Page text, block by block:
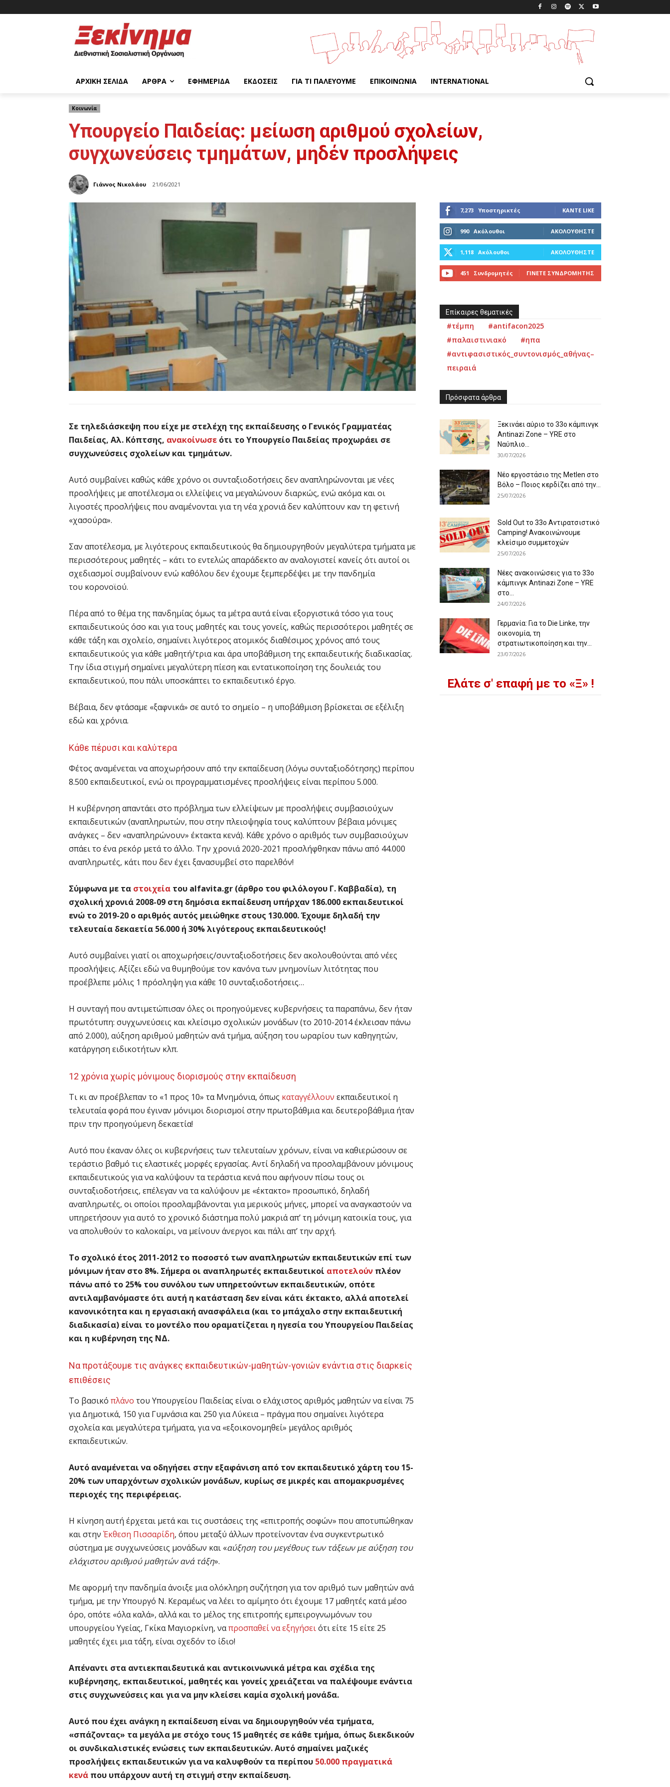
ΑΡΧΙΚΉ ΣΕΛΊΔΑ ΆΡΘΡΑ ΕΦΗΜΕΡΊΔΑ ΕΚΔΌΣΕΙΣ ΓΙΑ ΤΙ ΠΑΛΕΎΟΥΜΕ ΕΠΙΚΟΙΝΩΝΊΑ INTERNATIONAL
Κοινωνία
Υπουργείο Παιδείας: μείωση αριθμού σχολείων,
συγχωνεύσεις τμημάτων, μηδέν προσλήψεις
Γιάννος Νικολάου 21/06/2021
Σε τηλεδιάσκεψη που είχε με στελέχη της εκπαίδευσης ο Γενικός Γραμματέας
Παιδείας, Αλ. Κόπτσης, ανακοίνωσε ότι το Υπουργείο Παιδείας προχωράει σε
συγχωνεύσεις σχολείων και τμημάτων.
Αυτό συμβαίνει καθώς κάθε χρόνο οι συνταξιοδοτήσεις δεν αναπληρώνονται με νέες
προσλήψεις με αποτέλεσμα οι ελλείψεις να μεγαλώνουν διαρκώς, ενώ ακόμα και οι
λιγοστές προσλήψεις που αναμένονται για τη νέα χρονιά δεν καλύπτουν καν τη φετινή
«χασούρα».
Σαν αποτέλεσμα, με λιγότερους εκπαιδευτικούς θα δημιουργηθούν μεγαλύτερα τμήματα με
περισσότερους μαθητές – κάτι το εντελώς απαράδεκτο αν αναλογιστεί κανείς ότι αυτοί οι
σχεδιασμοί συμβαίνουν ενώ καθόλου δεν έχουμε ξεμπερδέψει με την πανδημία
του κορονοϊού.
Πέρα από το θέμα της πανδημίας όμως τα μέτρα αυτά είναι εξοργιστικά τόσο για τους
εκπαιδευτικούς όσο και για τους μαθητές και τους γονείς, καθώς περισσότεροι μαθητές σε
κάθε τάξη και σχολείο, σημαίνει λιγότερος ατομικός διαθέσιμος χρόνος από τους
εκπαιδευτικούς για κάθε μαθητή/τρια και άρα υποβάθμιση της εκπαιδευτικής διαδικασίας.
Την ίδια στιγμή σημαίνει μεγαλύτερη πίεση και εντατικοποίηση της δουλειάς του
εκπαιδευτικού, που πάλι υποσκάπτει το εκπαιδευτικό έργο.
Βέβαια, δεν φτάσαμε «ξαφνικά» σε αυτό το σημείο – η υποβάθμιση βρίσκεται σε εξέλιξη
εδώ και χρόνια.
Κάθε πέρυσι και καλύτερα
Φέτος αναμένεται να αποχωρήσουν από την εκπαίδευση (λόγω συνταξιοδότησης) περίπου
8.500 εκπαιδευτικοί, ενώ οι προγραμματισμένες προσλήψεις είναι περίπου 5.000.
Η κυβέρνηση απαντάει στο πρόβλημα των ελλείψεων με προσλήψεις συμβασιούχων
εκπαιδευτικών (αναπληρωτών, που στην πλειοψηφία τους καλύπτουν βέβαια μόνιμες
ανάγκες – δεν «αναπληρώνουν» έκτακτα κενά). Κάθε χρόνο ο αριθμός των συμβασιούχων
σπάει το ένα ρεκόρ μετά το άλλο. Την χρονιά 2020-2021 προσλήφθηκαν πάνω από 44.000
αναπληρωτές, κάτι που δεν έχει ξανασυμβεί στο παρελθόν!
Σύμφωνα με τα στοιχεία του alfavita.gr (άρθρο του φιλόλογου Γ. Καββαδία), τη
σχολική χρονιά 2008-09 στη δημόσια εκπαίδευση υπήρχαν 186.000 εκπαιδευτικοί
ενώ το 2019-20 ο αριθμός αυτός μειώθηκε στους 130.000. Έχουμε δηλαδή την
τελευταία δεκαετία 56.000 ή 30% λιγότερους εκπαιδευτικούς!
Αυτό συμβαίνει γιατί οι αποχωρήσεις/συνταξιοδοτήσεις δεν ακολουθούνται από νέες
προσλήψεις. Αξίζει εδώ να θυμηθούμε τον κανόνα των μνημονίων λιτότητας που
προέβλεπε μόλις 1 πρόσληψη για κάθε 10 συνταξιοδοτήσεις…
Η συνταγή που αντιμετώπισαν όλες οι προηγούμενες κυβερνήσεις τα παραπάνω, δεν ήταν
πρωτότυπη: συγχωνεύσεις και κλείσιμο σχολικών μονάδων (το 2010-2014 έκλεισαν πάνω
από 2.000), αύξηση αριθμού μαθητών ανά τμήμα, αύξηση του ωραρίου των καθηγητών,
κατάργηση ειδικοτήτων κλπ.
12 χρόνια χωρίς μόνιμους διορισμούς στην εκπαίδευση
Τι κι αν προέβλεπαν το «1 προς 10» τα Μνημόνια, όπως καταγγέλλουν εκπαιδευτικοί η
τελευταία φορά που έγιναν μόνιμοι διορισμοί στην πρωτοβάθμια και δευτεροβάθμια ήταν
πριν την προηγούμενη δεκαετία!
Αυτό που έκαναν όλες οι κυβερνήσεις των τελευταίων χρόνων, είναι να καθιερώσουν σε
τεράστιο βαθμό τις ελαστικές μορφές εργασίας. Αντί δηλαδή να προσλαμβάνουν μόνιμους
εκπαιδευτικούς για να καλύψουν τα τεράστια κενά που αφήνουν πίσω τους οι
συνταξιοδοτήσεις, επέλεγαν να τα καλύψουν με «έκτακτο» προσωπικό, δηλαδή
αναπληρωτές, οι οποίοι προσλαμβάνονται για μερικούς μήνες, μπορεί να αναγκαστούν να
υπηρετήσουν για αυτό το χρονικό διάστημα πολύ μακριά απ’ τη μόνιμη κατοικία τους, για
να απολυθούν το καλοκαίρι, να μείνουν άνεργοι και πάλι απ’ την αρχή.
Το σχολικό έτος 2011-2012 το ποσοστό των αναπληρωτών εκπαιδευτικών επί των
μόνιμων ήταν στο 8%. Σήμερα οι αναπληρωτές εκπαιδευτικοί αποτελούν πλέον
πάνω από το 25% του συνόλου των υπηρετούντων εκπαιδευτικών, οπότε
αντιλαμβανόμαστε ότι αυτή η κατάσταση δεν είναι κάτι έκτακτο, αλλά αποτελεί
κανονικότητα και η εργασιακή ανασφάλεια (και το μπάχαλο στην εκπαιδευτική
διαδικασία) είναι το μοντέλο που οραματίζεται η ηγεσία του Υπουργείου Παιδείας
και η κυβέρνηση της ΝΔ.
Να προτάξουμε τις ανάγκες εκπαιδευτικών-μαθητών-γονιών ενάντια στις διαρκείς
επιθέσεις
Το βασικό πλάνο του Υπουργείου Παιδείας είναι ο ελάχιστος αριθμός μαθητών να είναι 75
για Δημοτικά, 150 για Γυμνάσια και 250 για Λύκεια – πράγμα που σημαίνει λιγότερα
σχολεία και μεγαλύτερα τμήματα, για να «εξοικονομηθεί» μεγάλος αριθμός
εκπαιδευτικών.
Αυτό αναμένεται να οδηγήσει στην εξαφάνιση από τον εκπαιδευτικό χάρτη του 15-
20% των υπαρχόντων σχολικών μονάδων, κυρίως σε μικρές και απομακρυσμένες
περιοχές της περιφέρειας.
Η κίνηση αυτή έρχεται μετά και τις συστάσεις της «επιτροπής σοφών» που αποτυπώθηκαν
και στην Έκθεση Πισσαρίδη, όπου μεταξύ άλλων προτείνονταν ένα συγκεντρωτικό
σύστημα με συγχωνεύσεις μονάδων και «αύξηση του μεγέθους των τάξεων με αύξηση του
ελάχιστου αριθμού μαθητών ανά τάξη».
Με αφορμή την πανδημία άνοιξε μια ολόκληρη συζήτηση για τον αριθμό των μαθητών ανά
τμήμα, με την Υπουργό Ν. Κεραμέως να λέει το αμίμητο ότι έχουμε 17 μαθητές κατά μέσο
όρο, οπότε «όλα καλά», αλλά και το μέλος της επιτροπής εμπειρογνωμόνων του
υπουργείου Υγείας, Γκίκα Μαγιορκίνη, ναπροσπαθεί να εξηγήσειότι είτε 15 είτε 25
μαθητές έχει μια τάξη, είναι σχεδόν το ίδιο!
Απέναντι στα αντιεκπαιδευτικά και αντικοινωνικά μέτρα και σχέδια της
κυβέρνησης, εκπαιδευτικοί, μαθητές και γονείς χρειάζεται να παλέψουμε ενάντια
στις συγχωνεύσεις και για να μην κλείσει καμία σχολική μονάδα.
Αυτό που έχει ανάγκη η εκπαίδευση είναι να δημιουργηθούν νέα τμήματα,
«σπάζοντας» τα μεγάλα με στόχο τους 15 μαθητές σε κάθε τμήμα, όπως διεκδικούν
οι συνδικαλιστικές ενώσεις των εκπαιδευτικών. Αυτό σημαίνει μαζικές
προσλήψεις εκπαιδευτικών για να καλυφθούν τα περίπου 50.000 πραγματικά
κενά που υπάρχουν αυτή τη στιγμή στην εκπαίδευση.
7,273 Υποστηρικτές ΚΆΝΤΕ LIKE
990 Ακόλουθοι ΑΚΟΛΟΥΘΉΣΤΕ
1,118 Ακόλουθοι ΑΚΟΛΟΥΘΉΣΤΕ
451 Συνδρομητές ΓΊΝΕΤΕ ΣΥΝΔΡΟΜΗΤΉΣ
Επίκαιρες θεματικές
#τέμπη
#antifacon2025
#παλαιστινιακό
#ηπα
#αντιφασιστικός_συντονισμός_αθήνας–
πειραιά
Πρόσφατα άρθρα
Ξεκινάει αύριο το 33ο κάμπινγκ
Antinazi Zone – YRE στο
Ναύπλιο...
30/07/2026
Νέο εργοστάσιο της Metlen στο
Βόλο – Ποιος κερδίζει από την...
25/07/2026
Sold Out το 33ο Αντιρατσιστικό
Camping! Ανακοινώνουμε
κλείσιμο συμμετοχών
25/07/2026
Νέες ανακοινώσεις για το 33ο
κάμπινγκ Antinazi Zone – YRE
στο...
24/07/2026
Γερμανία: Για το Die Linke, την
οικονομία, τη
στρατιωτικοποίηση και την...
23/07/2026
Ελάτε σ' επαφή με το «Ξ» !